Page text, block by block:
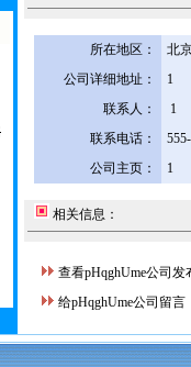
所在地区：
北
公司详细地址：
1
联系人：
1
联系电话：
公司主页：
1
相关信息：
查看pHqghUme公司发
给pHqghUme公司留言